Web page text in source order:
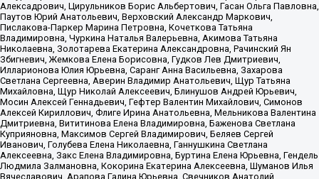
Алексадрович, Цирульников Борис Альбертович, Гасан Ольга Павловна,
Паутов Юрий Анатольевич, Верховский Александр Маркович,
Пислакова-Паркер Марина Петровна, Кочеткова Татьяна
Владимировна, Чуркина Наталья Валерьевна, Акимова Татьяна
Николаевна, Золотарева Екатерина Александровна, Рачинский Ян
Збигневич, Жемкова Елена Борисовна, Гудков Лев Дмитриевич,
Илларионова Юлия Юрьевна, Саранг Анна Васильевна, Захарова
Светлана Сергеевна, Аверин Владимир Анатольевич, Щур Татьяна
Михайловна, Щур Николай Алексеевич, Блинушов Андрей Юрьевич,
Мосин Алексей Геннадьевич, Гефтер Валентин Михайлович, Симонов
Алексей Кириллович, Флиге Ирина Анатольевна, Мельникова Валентина
Дмитриевна, Вититинова Елена Владимировна, Баженова Светлана
Куприяновна, Максимов Сергей Владимирович, Беляев Сергей
Иванович, Голубева Елена Николаевна, Ганнушкина Светлана
Алексеевна, Закс Елена Владимировна, Буртина Елена Юрьевна, Гендель
Людмила Залмановна, Кокорина Екатерина Алексеевна, Шуманов Илья
Вячеславович, Арапова Галина Юрьевна, Свечников Анатолий